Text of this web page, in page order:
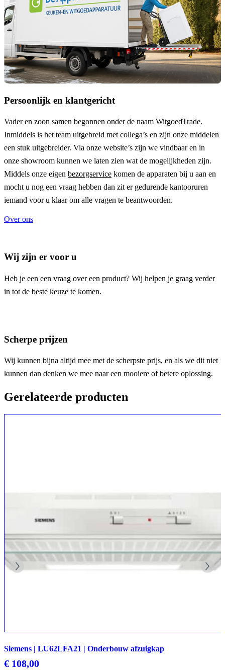
Persoonlijk en klantgericht
Vader en zoon samen begonnen onder de naam WitgoedTrade.
Inmiddels is het team uitgebreid met collega’s en zijn onze middelen
een stuk uitgebreider. Via onze website’s zijn we vindbaar en in
onze showroom kunnen we laten zien wat de mogelijkheden zijn.
Middels onze eigen bezorgservice komen de apparaten bij u aan en
mocht u nog een vraag hebben dan zit er gedurende kantooruren
iemand voor u klaar om alle vragen te beantwoorden.
Over ons
Wij zijn er voor u
Heb je een een vraag over een product? Wij helpen je graag verder
in tot de beste keuze te komen.
Scherpe prijzen
Wij kunnen bijna altijd mee met de scherpste prijs, en als we dit niet
kunnen dan denken we mee naar een mooiere of betere oplossing.
Gerelateerde producten
Siemens | LU62LFA21 | Onderbouw afzuigkap
€ 108,00